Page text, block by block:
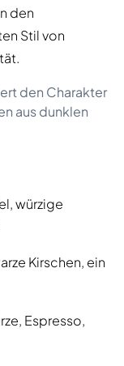
den
Stil von
den Charakter
aus dunklen
würzige
Kirschen, ein
Espresso,